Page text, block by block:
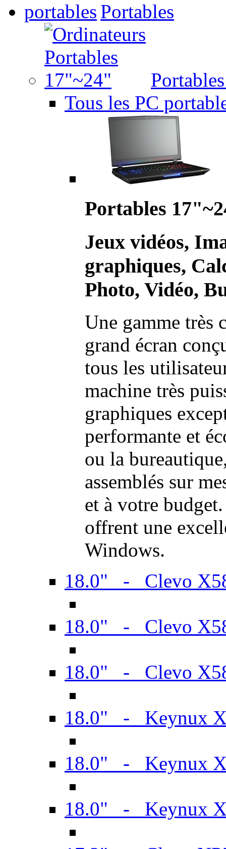
Portables
Tous les PC
Portables
Jeux vidéos,
graphiques,
Photo, Vidéo,
Une gamme très
grand écran
tous les
machine très
graphiques
performante et
ou la
assemblés sur
et à votre
offrent une
Windows.
18.0" - Clevo
18.0" - Clevo
18.0" - Clevo
18.0" - Keynux
18.0" - Keynux
18.0" - Keynux